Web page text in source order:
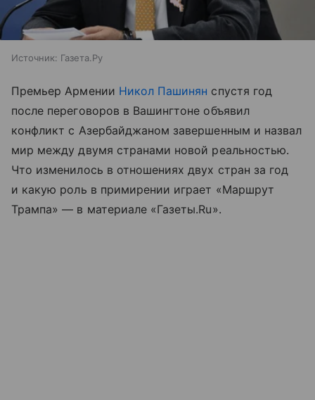
Источник: Газета.Ру
Премьер Армении Никол Пашинян спустя год
после переговоров в Вашингтоне объявил
конфликт с Азербайджаном завершенным и назвал
мир между двумя странами новой реальностью.
Что изменилось в отношениях двух стран за год
и какую роль в примирении играет «Маршрут
Трампа» — в материале «Газеты.Ru».